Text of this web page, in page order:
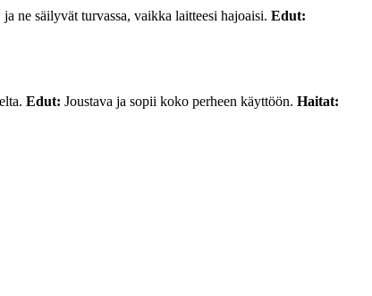
ne säilyvät turvassa, vaikka laitteesi hajoaisi. Edut:
Edut: Joustava ja sopii koko perheen käyttöön. Haitat: